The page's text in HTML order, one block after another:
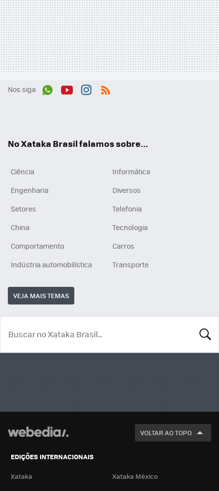
Nos siga
No Xataka Brasil falamos sobre...
Ciência
Informática
Engenharia
Diversos
Setores
Telefonia
China
Tecnologia
Comportamento
Carros
Indústria automobilística
Transporte
VEJA MAIS TEMAS
VOLTAR AO TOPO
EDIÇÕES INTERNACIONAIS
Xataka Xataka México